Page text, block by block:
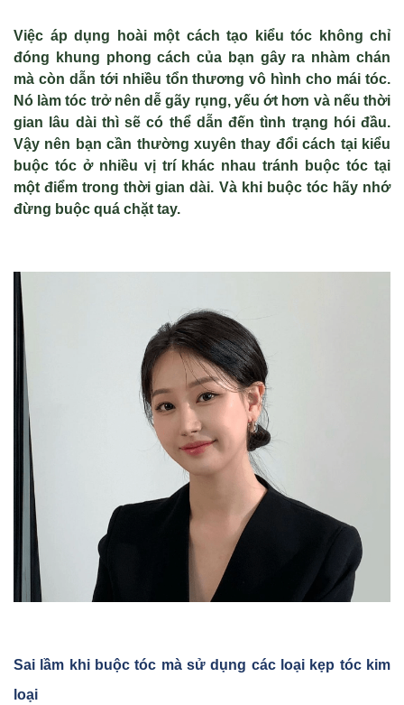
Việc áp dụng hoài một cách tạo kiểu tóc không chỉ
đóng khung phong cách của bạn gây ra nhàm chán
mà còn dẫn tới nhiều tổn thương vô hình cho mái tóc.
Nó làm tóc trở nên dễ gãy rụng, yếu ớt hơn và nếu thời
gian lâu dài thì sẽ có thể dẫn đến tình trạng hói đầu.
Vậy nên bạn cần thường xuyên thay đổi cách tại kiểu
buộc tóc ở nhiều vị trí khác nhau tránh buộc tóc tại
một điểm trong thời gian dài. Và khi buộc tóc hãy nhớ
đừng buộc quá chặt tay.
Sai lầm khi buộc tóc mà sử dụng các loại kẹp tóc kim
loại